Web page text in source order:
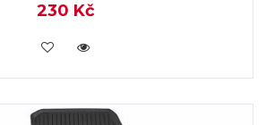
230 Kč
KOUPIT